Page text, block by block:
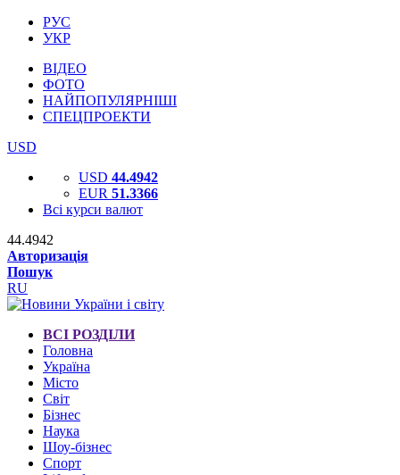
РУС
УКР
ВІДЕО
ФОТО
НАЙПОПУЛЯРНІШІ
СПЕЦПРОЕКТИ
USD
USD 44.4942
EUR 51.3366
Всі курси валют
44.4942
Авторизація
Пошук
RU
ВСІ РОЗДІЛИ
Головна
Україна
Місто
Світ
Бізнес
Наука
Шоу-бізнес
Спорт